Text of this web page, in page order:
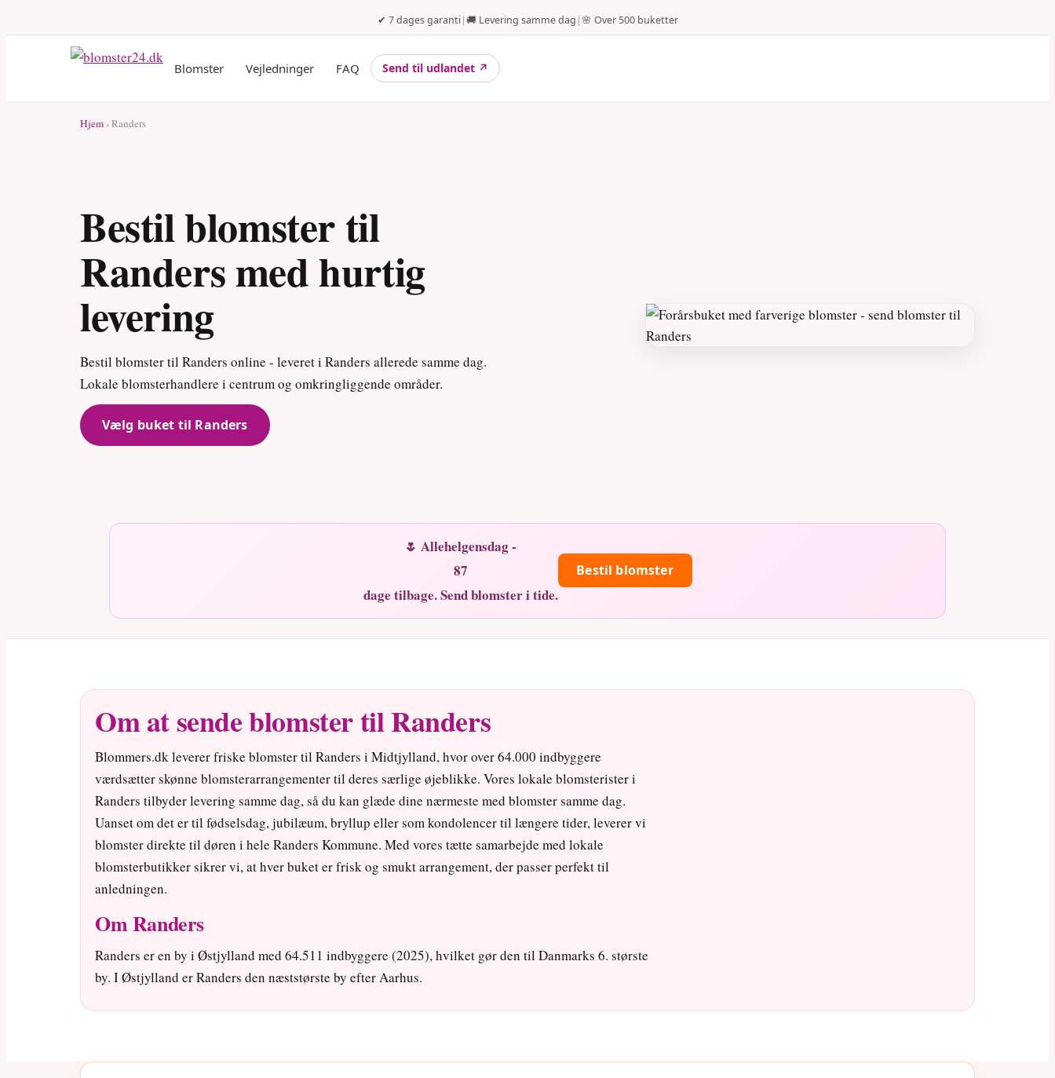
✔ 7 dages garanti|🚚 Levering samme dag |🌸 Over 500 buketter
Blomster Vejledninger FAQ Send til udlandet ↗
Hjem › Randers
Bestil blomster til
Randers med hurtig
levering
Bestil blomster til Randers online - leveret i Randers allerede samme dag.
Lokale blomsterhandlere i centrum og omkringliggende områder.
Vælg buket til Randers
🌷 Allehelgensdag -
87
dage tilbage. Send blomster i tide.
Bestil blomster
Om at sende blomster til Randers
Blommers.dk leverer friske blomster til Randers i Midtjylland, hvor over 64.000 indbyggere
værdsætter skønne blomsterarrangementer til deres særlige øjeblikke. Vores lokale blomsterister i
Randers tilbyder levering samme dag, så du kan glæde dine nærmeste med blomster samme dag.
Uanset om det er til fødselsdag, jubilæum, bryllup eller som kondolencer til længere tider, leverer vi
blomster direkte til døren i hele Randers Kommune. Med vores tætte samarbejde med lokale
blomsterbutikker sikrer vi, at hver buket er frisk og smukt arrangement, der passer perfekt til
anledningen.
Om Randers
Randers er en by i Østjylland med 64.511 indbyggere (2025), hvilket gør den til Danmarks 6. største
by. I Østjylland er Randers den næststørste by efter Aarhus.